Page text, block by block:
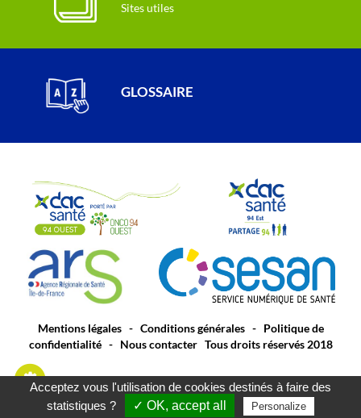
Sites utiles
GLOSSAIRE
Mentions légales - Conditions générales- Politique de
confidentialité- Nous contacterTous droits réservés 2018
Acceptez vous l'utilisation de cookies destinés à faire des
statistiques ?
✓ OK, accept all Personalize